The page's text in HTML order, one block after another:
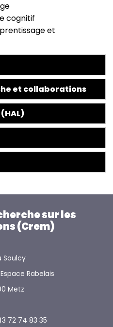
cognitif
et
et collaborations
sur les
(Crem)
Saulcy
Rabelais
Metz
72 74 83 35